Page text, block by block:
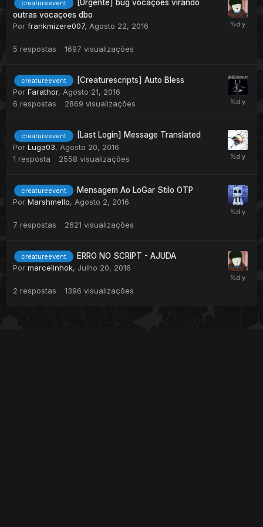
creatureevent
[Urgente] bug vocaçoes virando
outras vocaçoes dbo
Por frankmizere007, Agosto 22, 2016
5 respostas 1697 visualizações
creatureevent
[Creaturescripts] Auto Bless
Por Farathor, Agosto 21, 2016
6 respostas 2869 visualizações
creatureevent
[Last Login] Message Translated
Por Luga03, Agosto 20, 2016
1 resposta 2558 visualizações
creatureevent
Mensagem Ao LoGar Stilo OTP
Por Marshmello, Agosto 2, 2016
7 respostas 2621 visualizações
creatureevent
ERRO NO SCRIPT - AJUDA
Por marcelinhok, Julho 20, 2016
2 respostas 1396 visualizações